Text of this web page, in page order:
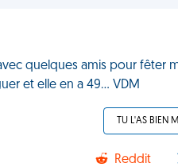
quelques amis pour fêter
et elle en a 49... VDM
TU L'AS BIEN
Reddit